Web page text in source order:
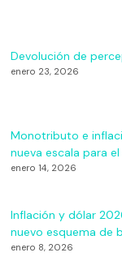
Devolución de
enero 23, 2026
Monotributo e
nueva escala para
enero 14, 2026
Inflación y dólar
nuevo esquema de
enero 8, 2026